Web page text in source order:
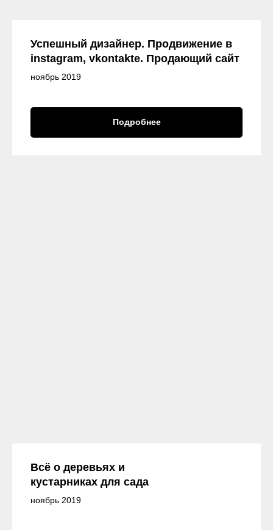
Успешный дизайнер. Продвижение в
instagram, vkontakte. Продающий сайт
ноябрь 2019
Подробнее
Всё о деревьях и
кустарниках для сада
ноябрь 2019